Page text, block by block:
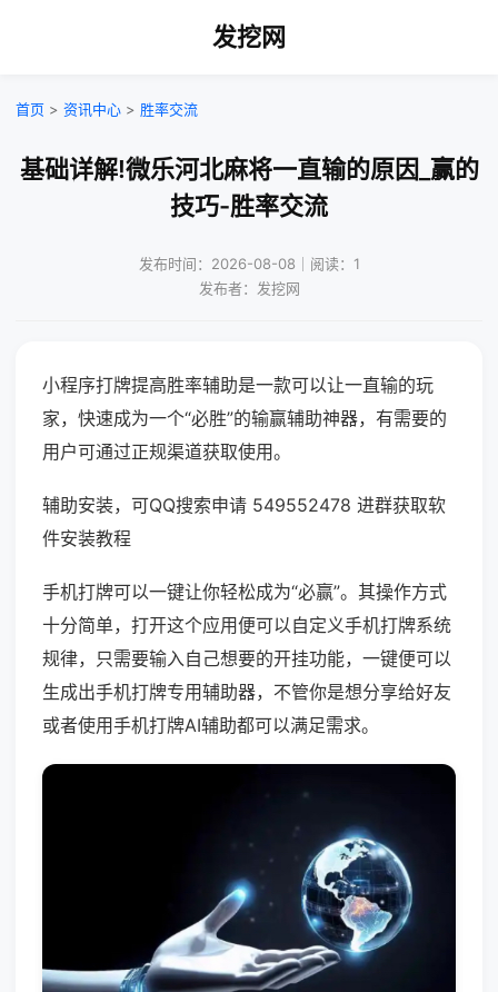
发挖网
首页 > 资讯中心 > 胜率交流
基础详解!微乐河北麻将一直输的原因_赢的
技巧-胜率交流
发布时间：2026-08-08｜阅读：1
发布者：发挖网
小程序打牌提高胜率辅助是一款可以让一直输的玩
家，快速成为一个“必胜”的输赢辅助神器，有需要的
用户可通过正规渠道获取使用。
辅助安装，可QQ搜索申请 549552478 进群获取软
件安装教程
手机打牌可以一键让你轻松成为“必赢”。其操作方式
十分简单，打开这个应用便可以自定义手机打牌系统
规律，只需要输入自己想要的开挂功能，一键便可以
生成出手机打牌专用辅助器，不管你是想分享给好友
或者使用手机打牌AI辅助都可以满足需求。